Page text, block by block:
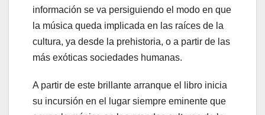
información se va persiguiendo el modo en que
la música queda implicada en las raíces de la
cultura, ya desde la prehistoria, o a partir de las
más exóticas sociedades humanas.
A partir de este brillante arranque el libro inicia
su incursión en el lugar siempre eminente que